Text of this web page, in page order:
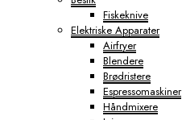
Fiskeknive
Elektriske Apparater
Airfryer
Blendere
Brødristere
Espressomaskiner
Håndmixere